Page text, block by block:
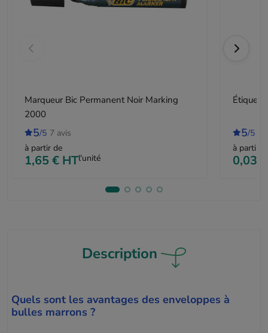
Marqueur Bic Permanent Noir Marking
2000
5/5 7 avis
à partir de
1,65 € HTl'unité
5/5
à partir
0,03 €
Description
Quels sont les avantages des enveloppes à
bulles marrons ?